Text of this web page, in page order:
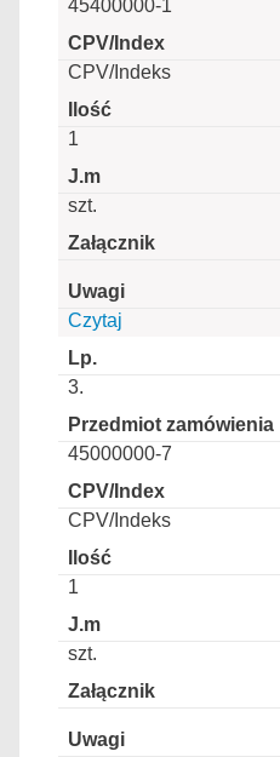
45400000-1
CPV/Indeks
1
szt.
Czytaj
3.
45000000-7
CPV/Indeks
1
szt.